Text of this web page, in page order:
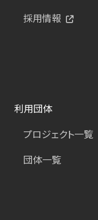
採用情報
利用団体
プロジェクト一覧
団体一覧